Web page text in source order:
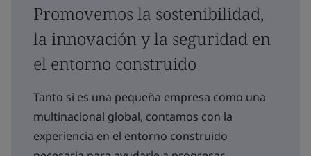
Promovemos la sostenibilidad,
la innovación y la seguridad en
el entorno construido
Tanto si es una pequeña empresa como una
multinacional global, contamos con la
experiencia en el entorno construido